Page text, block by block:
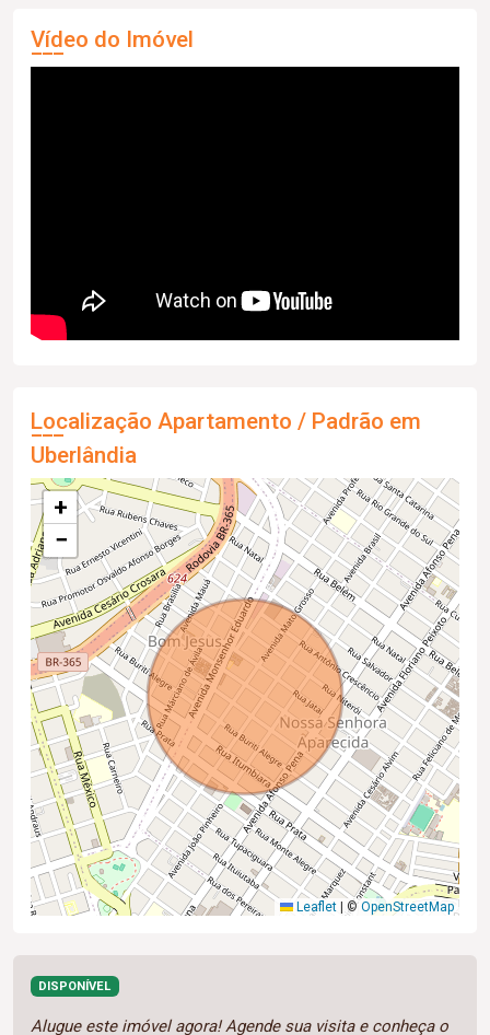
Vídeo do Imóvel
Localização Apartamento / Padrão em
Uberlândia
+
−
Leaflet ©OpenStreetMap
DISPONÍVEL
Alugue este imóvel agora! Agende sua visita e conheça o